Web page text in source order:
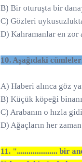
B) Bir oturuşta bir
C) Gözleri
D) Kahramanlar en zor
10. Aşağıdaki
A) Haberi alınca göz
B) Küçük köpeği
C) Arabanın o hızla
D) Ağaçların her
11. "..................... bir